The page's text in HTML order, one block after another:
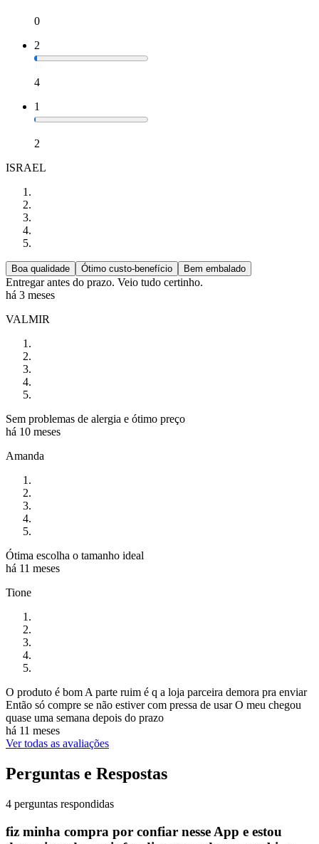
0
2
4
1
2
ISRAEL
Boa qualidade Ótimo custo-benefício Bem embalado
Entregar antes do prazo. Veio tudo certinho.
há 3 meses
VALMIR
Sem problemas de alergia e ótimo preço
há 10 meses
Amanda
Ótima escolha o tamanho ideal
há 11 meses
Tione
O produto é bom A parte ruim é q a loja parceira demora pra enviar
Então só compre se não estiver com pressa de usar O meu chegou
quase uma semana depois do prazo
há 11 meses
Ver todas as avaliações
Perguntas e Respostas
4 perguntas respondidas
fiz minha compra por confiar nesse App e estou